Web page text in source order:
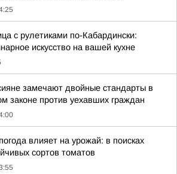
с рулетиками по-Кабардински:
искусство на вашей кухне
замечают двойные стандарты в
законе против уехавших граждан
влияет на урожай: в поисках
сортов томатов